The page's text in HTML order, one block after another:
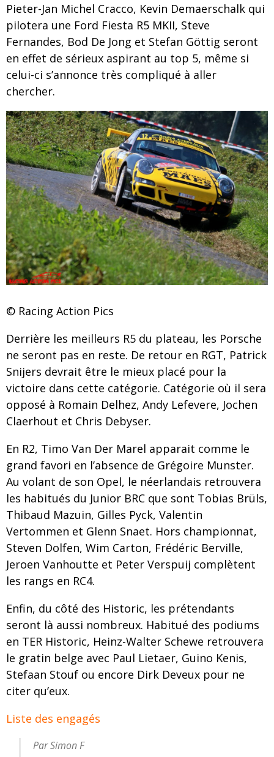
Pieter-Jan Michel Cracco, Kevin Demaerschalk qui
pilotera une Ford Fiesta R5 MKII, Steve
Fernandes, Bod De Jong et Stefan Göttig seront
en effet de sérieux aspirant au top 5, même si
celui-ci s’annonce très compliqué à aller
chercher.
© Racing Action Pics
Derrière les meilleurs R5 du plateau, les Porsche
ne seront pas en reste. De retour en RGT, Patrick
Snijers devrait être le mieux placé pour la
victoire dans cette catégorie. Catégorie où il sera
opposé à Romain Delhez, Andy Lefevere, Jochen
Claerhout et Chris Debyser.
En R2, Timo Van Der Marel apparait comme le
grand favori en l’absence de Grégoire Munster.
Au volant de son Opel, le néerlandais retrouvera
les habitués du Junior BRC que sont Tobias Brüls,
Thibaud Mazuin, Gilles Pyck, Valentin
Vertommen et Glenn Snaet. Hors championnat,
Steven Dolfen, Wim Carton, Frédéric Berville,
Jeroen Vanhoutte et Peter Verspuij complètent
les rangs en RC4.
Enfin, du côté des Historic, les prétendants
seront là aussi nombreux. Habitué des podiums
en TER Historic, Heinz-Walter Schewe retrouvera
le gratin belge avec Paul Lietaer, Guino Kenis,
Stefaan Stouf ou encore Dirk Deveux pour ne
citer qu’eux.
Liste des engagés
Par Simon F